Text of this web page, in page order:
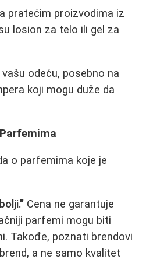
pratećim proizvodima iz
losion za telo ili gel za
odeću, posebno na
koji mogu duže da
o parfemima koje je
Cena ne garantuje
parfemi mogu biti
Takođe, poznati brendovi
a ne samo kvalitet